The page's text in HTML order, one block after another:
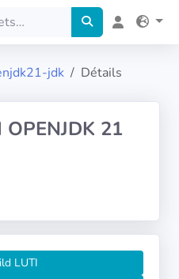
jdk Détails
21
LUTI